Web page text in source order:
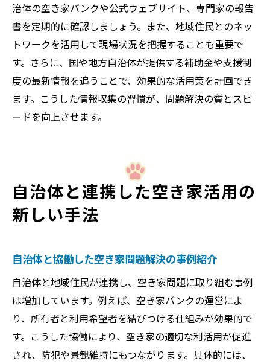
治体の空き家バンクや公式ウェブサイト、専門家の報告
書を定期的に確認しましょう。また、地域住民とのネッ
トワークを活用して現場状況を把握することも重要で
す。さらに、国や地方自治体が提供する補助金や支援制
度の最新情報を追うことで、効果的な活用策を計画でき
ます。こうした情報収集の習慣が、問題解決の質とスピ
ードを向上させます。
自治体と連携した空き家活用の
新しい手法
自治体と協働した空き家問題解決の事例紹介
自治体と地域住民が連携し、空き家問題に取り組む事例
は増加しています。例えば、空き家バンクの運営によ
り、所有者と利用希望者を結びつける仕組みが効果的で
す。こうした協働により、空き家の適切な利活用が促進
され、防犯や景観維持にもつながります。具体的には、